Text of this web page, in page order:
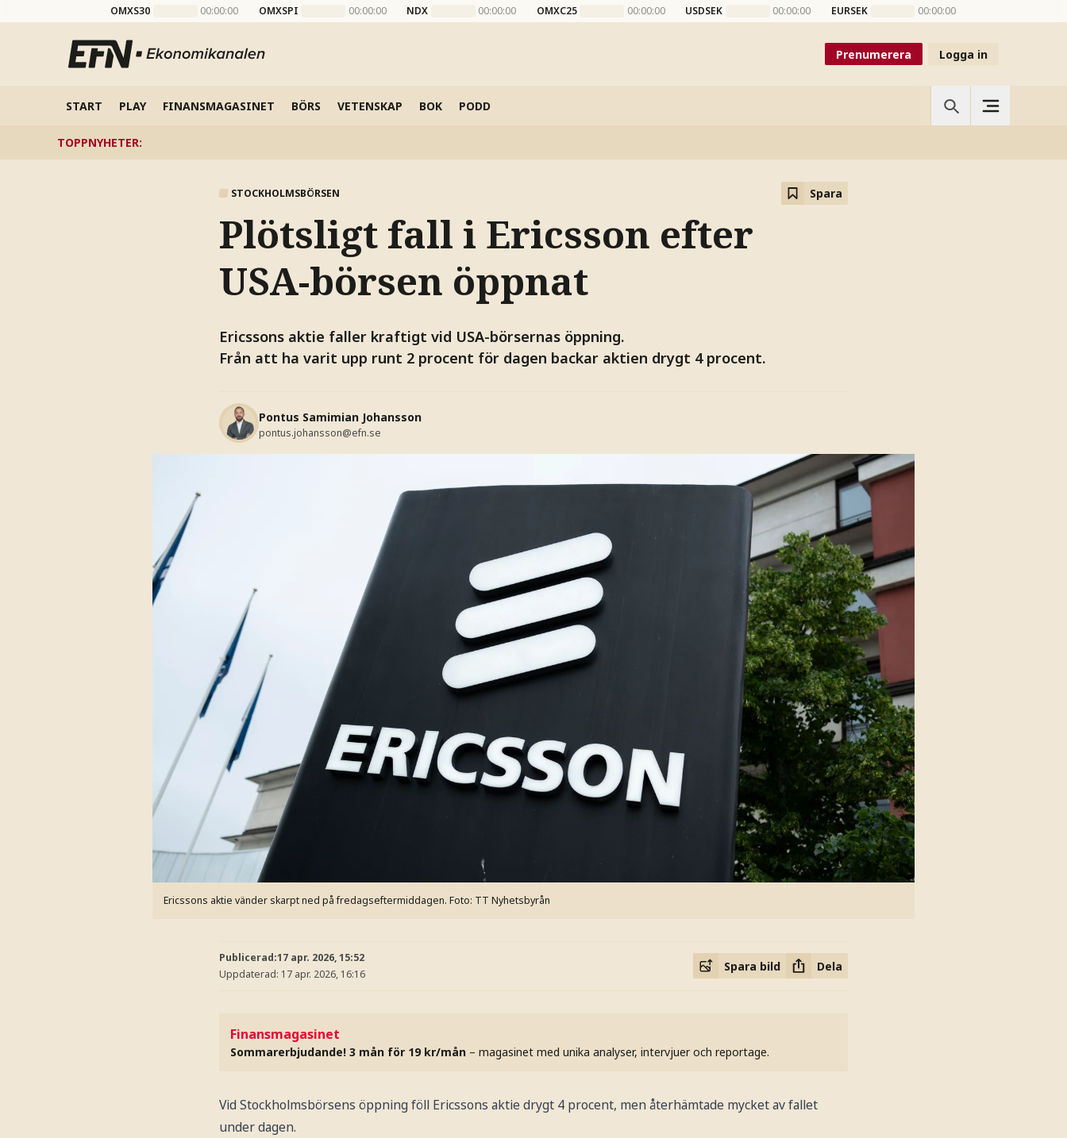
OMXS30 00:00:00 OMXSPI 00:00:00 NDX 00:00:00 OMXC25 00:00:00 USDSEK 00:00:00 EURSEK 00:00:00
Prenumerera Logga in
START PLAY FINANSMAGASINET BÖRS VETENSKAP BOK PODD
TOPPNYHETER:
STOCKHOLMSBÖRSEN Spara
Plötsligt fall i Ericsson efter
USA-börsen öppnat
Ericssons aktie faller kraftigt vid USA-börsernas öppning.
Från att ha varit upp runt 2 procent för dagen backar aktien drygt 4 procent.
Pontus Samimian Johansson
pontus.johansson@efn.se
Ericssons aktie vänder skarpt ned på fredagseftermiddagen. Foto: TT Nyhetsbyrån
Publicerad:17 apr. 2026, 15:52
Uppdaterad: 17 apr. 2026, 16:16
Spara bild Dela
Finansmagasinet
Sommarerbjudande! 3 mån för 19 kr/mån – magasinet med unika analyser, intervjuer och reportage.
Vid Stockholmsbörsens öppning föll Ericssons aktie drygt 4 procent, men återhämtade mycket av fallet
under dagen.